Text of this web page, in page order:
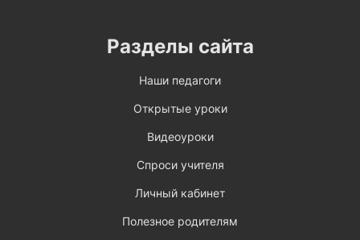
Разделы сайта
Наши педагоги
Открытые уроки
Видеоуроки
Спроси учителя
Личный кабинет
Полезное родителям